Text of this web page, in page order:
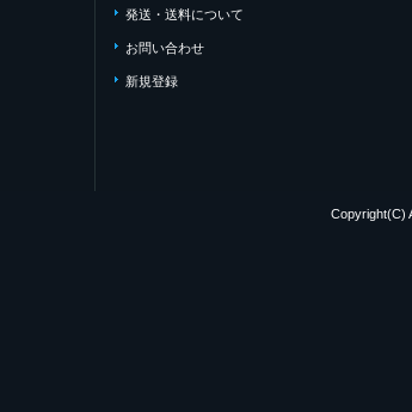
発送・送料について
お問い合わせ
新規登録
Copyright(C)